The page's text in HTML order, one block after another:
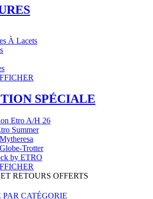
À Lacets
SPÉCIALE
Etro A/H 26
Summer
Trotter
by ETRO
RETOURS OFFERTS
PAR CATÉGORIE